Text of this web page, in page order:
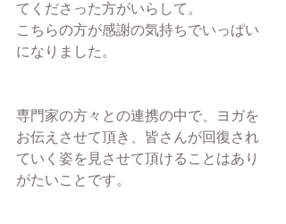
てくださった方がいらして。
こちらの方が感謝の気持ちでいっぱい
になりました。
専門家の方々との連携の中で、ヨガを
お伝えさせて頂き、皆さんが回復され
ていく姿を見させて頂けることはあり
がたいことです。